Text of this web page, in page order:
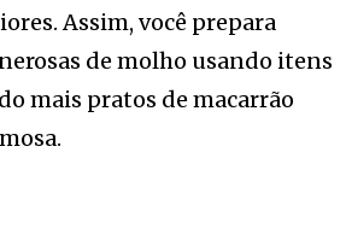
Assim, você prepara
de molho usando itens
mais pratos de macarrão